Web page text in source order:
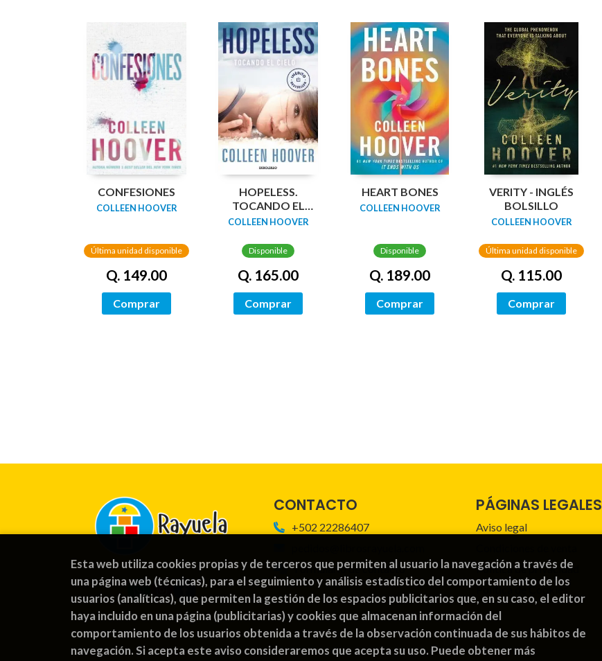
CONFESIONES
COLLEEN HOOVER
Última unidad disponible
Q. 149.00
Comprar
HOPELESS.
TOCANDO EL
CIELO
COLLEEN HOOVER
Disponible
Q. 165.00
Comprar
HEART BONES
COLLEEN HOOVER
Disponible
Q. 189.00
Comprar
VERITY - INGLÉS
BOLSILLO
COLLEEN HOOVER
Última unidad disponible
Q. 115.00
Comprar
CONTACTO
+502 22286407
Formulario de contacto
PÁGINAS LEGALES
Aviso legal
Política de privacidad
Política de Cookies
Esta web utiliza cookies propias y de terceros que permiten al usuario la navegación a través de
una página web (técnicas), para el seguimiento y análisis estadístico del comportamiento de los
usuarios (analíticas), que permiten la gestión de los espacios publicitarios que, en su caso, el editor
haya incluido en una página (publicitarias) y cookies que almacenan información del
comportamiento de los usuarios obtenida a través de la observación continuada de sus hábitos de
navegación. Si acepta este aviso consideraremos que acepta su uso. Puede obtener más